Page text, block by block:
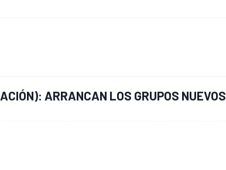
ARRANCAN LOS GRUPOS NUEVOS